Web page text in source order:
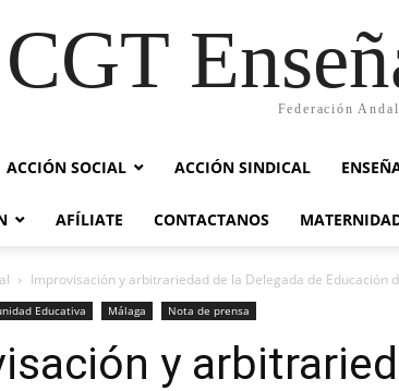
CGT
Federación
ACCIÓN SOCIAL ACCIÓN SINDICAL
AFÍLIATE CONTACTANOS
Improvisación y arbitrariedad de la Delegada de Educación
Educativa Málaga Nota de prensa
y